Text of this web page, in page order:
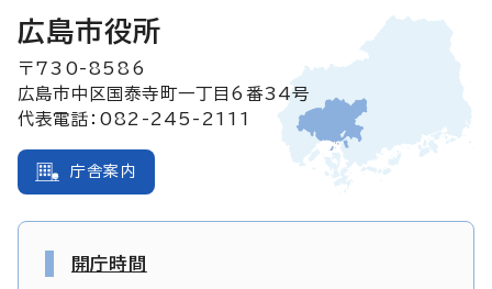
広島市役所
〒730-8586
広島市中区国泰寺町一丁目6番34号
代表電話：082-245-2111
庁舎案内
開庁時間